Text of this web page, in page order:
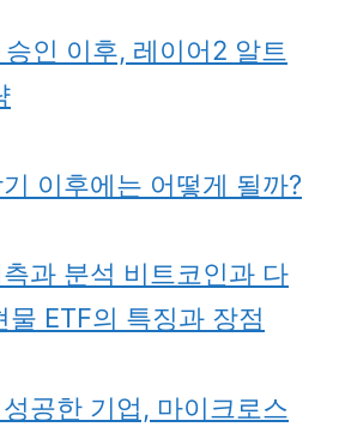
인 이후, 레이어2 알트
이후에는 어떻게 될까?
과 분석 비트코인과 다
물 ETF의 특징과 장점
공한 기업, 마이크로스